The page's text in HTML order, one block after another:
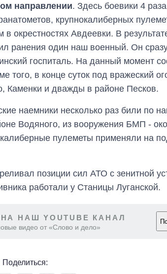
направлении. Здесь боевики 4 раза
крупнокалиберных
окрестностях Авдеевки. В
ранения один наш военный. Он
госпиталь. На данный момент
того, в конце суток под вражеский
Каменки и дважды в районе Песков.
наемники несколько раз били по
Водяного, из вооружения БМП -
пулеметы применяли на
позиции сил АТО с зенитной
работали у Станицы Луганской.
НАШ YOUTUBE КАНАЛ
видео от «Слово и дело»
Поделиться: